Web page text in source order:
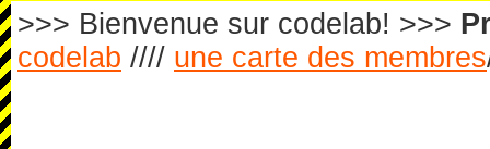
>>> Bienvenue sur codelab! >>>
codelab //// une carte des membres